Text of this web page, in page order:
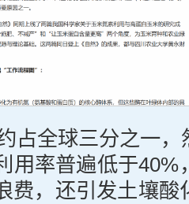
占全球三分之一
用率普遍低于40%
费，还引发土壤酸